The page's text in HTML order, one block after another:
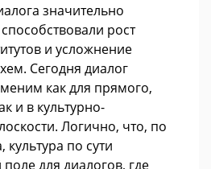
значительно
рост
и усложнение
Сегодня диалог
как для прямого,
и в культурно-
Логично, что, по
по сути
для диалогов, где